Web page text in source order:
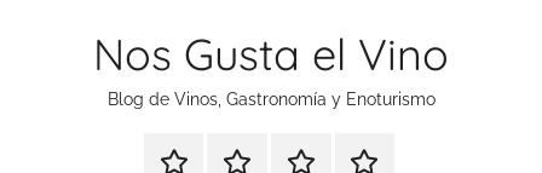
Nos Gusta el Vino
Blog de Vinos, Gastronomía y Enoturismo
EspecialEnoturismoRankingContacto